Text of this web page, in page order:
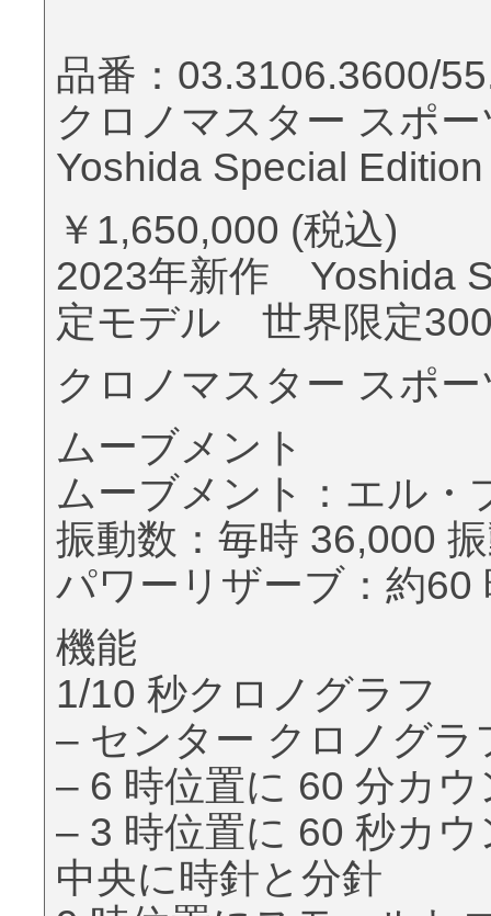
品番：03.3106.3600/
クロノマスター スポー
Yoshida Special Edition
￥1,650,000 (税込)
2023年新作 Yoshida
定モデル 世界限定
クロノマスター スポ
ムーブメント
ムーブメント：エル・
振動数：毎時 36,000
パワーリザーブ：約60
機能
1/10 秒クロノグラフ
– センター クロノグラ
– 6 時位置に 60 分カウ
– 3 時位置に 60 秒カウ
中央に時針と分針